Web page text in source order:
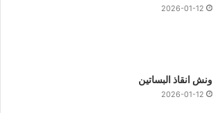
2026-01-12
ونش انقاذ البساتين
2026-01-12